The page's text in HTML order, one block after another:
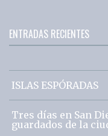
ENTRADAS RECIENTES
ISLAS ESPÓRADAS
Tres días en San
guardados de la